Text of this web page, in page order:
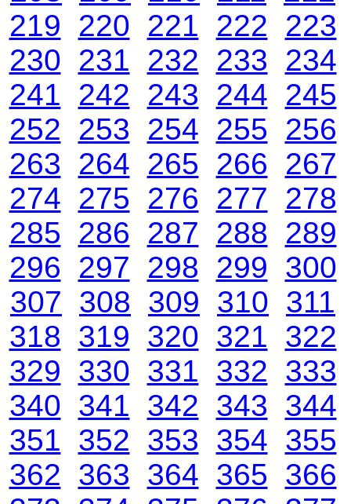
219
220 221 222
223
230 231 232 233
234
241
242 243 244 245
252
253 254 255
256
263
264 265 266
267
274 275 276 277
278
285
286 287 288
289
296
297 298 299 300
307 308 309 310 311
318 319 320 321 322
329 330 331 332 333
340 341 342 343 344
351 352 353 354 355
362 363 364 365 366